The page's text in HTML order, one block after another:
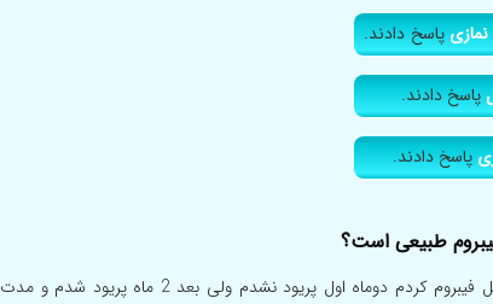
پاسخ دادند.
پاسخ دادند.
پاسخ دادند.
طبیعی است؟
با سلام من مدت 5 ماه هست عمل فیبروم کردم دوماه اول پریود نشدم ولی بعد 2 ماه پریود شدم و مدت